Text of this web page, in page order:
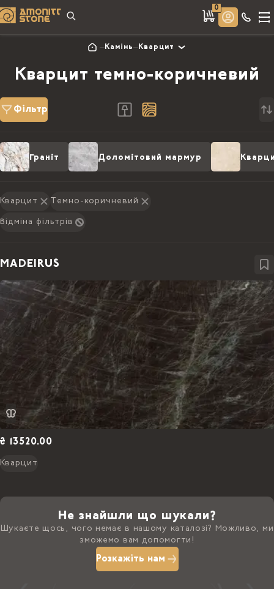
0
Камінь Кварцит
Кварцит темно-коричневий
Фільтр
Граніт Доломітовий мармур
Кварцит Темно-коричневий
Відміна фільтрів
MADEIRUS
₴ 13520.00
Кварцит
Не знайшли що шукали?
Шукаєте щось, чого немає в нашому каталозі? Можливо, ми
зможемо вам допомогти!
Розкажіть нам